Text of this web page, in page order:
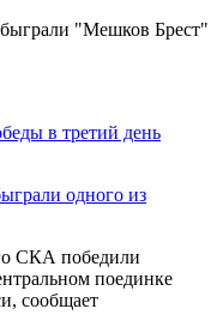
в третий день
одного из
СКА победили
поединке
сообщает